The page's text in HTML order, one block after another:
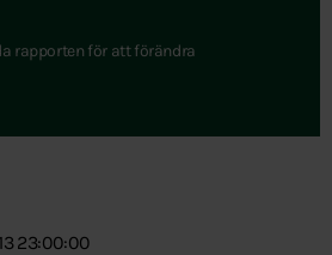
rapporten för att förändra
23:00:00